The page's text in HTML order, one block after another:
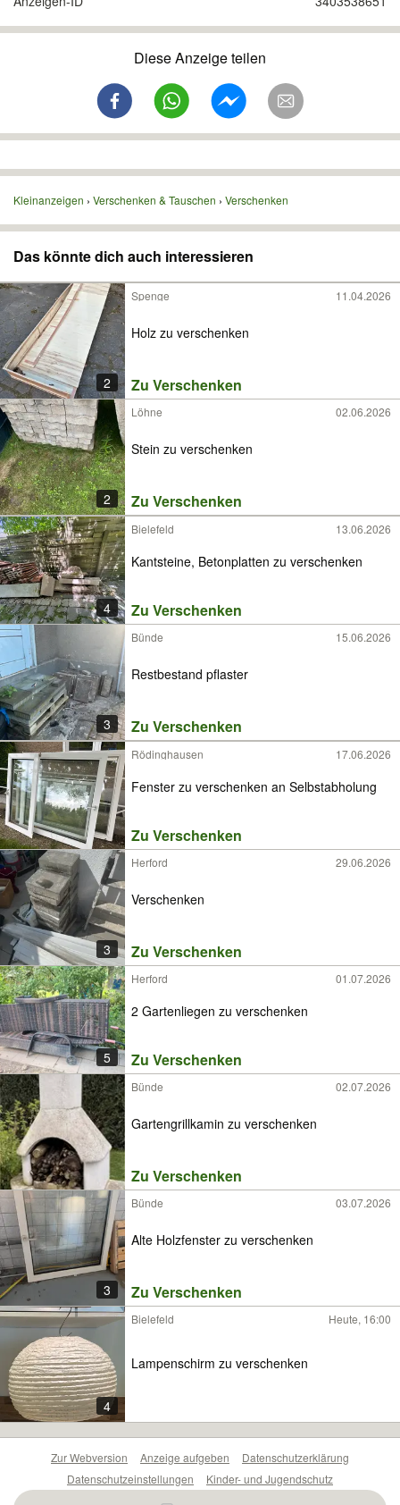
Diese Anzeige teilen
Kleinanzeigen Verschenken & Tauschen Verschenken
Das könnte dich auch interessieren
2
Spenge 11.04.2026
Holz zu verschenken
Zu Verschenken
2
Löhne 02.06.2026
Stein zu verschenken
Zu Verschenken
4
Bielefeld 13.06.2026
Kantsteine, Betonplatten zu verschenken
Zu Verschenken
3
Bünde 15.06.2026
Restbestand pflaster
Zu Verschenken
Rödinghausen 17.06.2026
Fenster zu verschenken an Selbstabholung
Zu Verschenken
3
Herford 29.06.2026
Verschenken
Zu Verschenken
5
Herford 01.07.2026
2 Gartenliegen zu verschenken
Zu Verschenken
Bünde 02.07.2026
Gartengrillkamin zu verschenken
Zu Verschenken
3
Bünde 03.07.2026
Alte Holzfenster zu verschenken
Zu Verschenken
4
Bielefeld Heute, 16:00
Lampenschirm zu verschenken
Zur Webversion Anzeige aufgeben
Datenschutzerklärung
Datenschutzeinstellungen
Kinder- und Jugendschutz
Barrierefreiheitserklärung